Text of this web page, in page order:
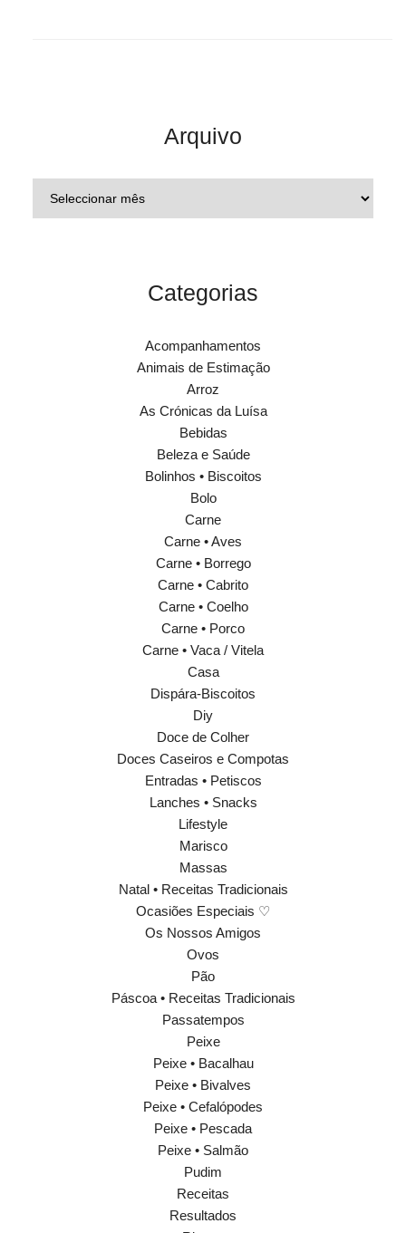
Arquivo
Categorias
Acompanhamentos
Animais de Estimação
Arroz
As Crónicas da Luísa
Bebidas
Beleza e Saúde
Bolinhos • Biscoitos
Bolo
Carne
Carne • Aves
Carne • Borrego
Carne • Cabrito
Carne • Coelho
Carne • Porco
Carne • Vaca / Vitela
Casa
Dispára-Biscoitos
Diy
Doce de Colher
Doces Caseiros e Compotas
Entradas • Petiscos
Lanches • Snacks
Lifestyle
Marisco
Massas
Natal • Receitas Tradicionais
Ocasiões Especiais ♡
Os Nossos Amigos
Ovos
Pão
Páscoa • Receitas Tradicionais
Passatempos
Peixe
Peixe • Bacalhau
Peixe • Bivalves
Peixe • Cefalópodes
Peixe • Pescada
Peixe • Salmão
Pudim
Receitas
Resultados